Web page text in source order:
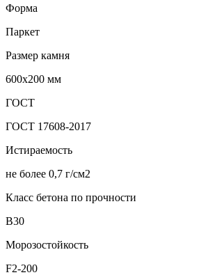
Форма
Паркет
Размер камня
600х200 мм
ГОСТ
ГОСТ 17608-2017
Истираемость
не более 0,7 г/см2
Класс бетона по прочности
В30
Морозостойкость
F2-200